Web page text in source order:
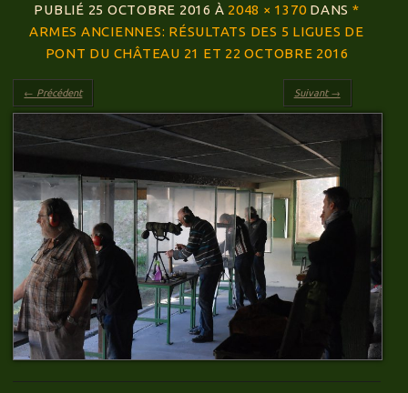
PUBLIÉ 25 OCTOBRE 2016 À 2048 × 1370 DANS *
ARMES ANCIENNES: RÉSULTATS DES 5 LIGUES DE
PONT DU CHÂTEAU 21 ET 22 OCTOBRE 2016
← Précédent Suivant →